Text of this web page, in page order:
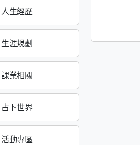
人生經歷
生涯規劃
課業相關
占卜世界
活動專區